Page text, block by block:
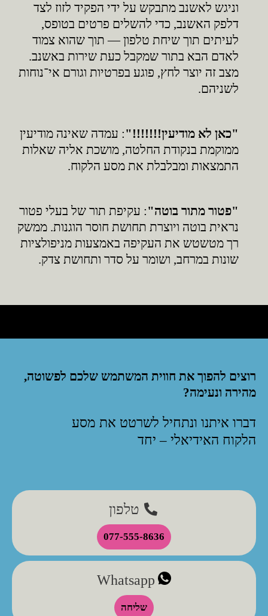
וניגש לאשנב מתבקש על ידי הפקיד לזוז לצד
דלפק האשנב, כדי להשלים פרטים בטופס,
לעיתים תוך שיחת טלפון — תוך שהוא צמוד
לאדם הבא בתור שמקבל כעת שירות באשנב.
מצב זה יוצר לחץ, פוגע בפרטיות וגורם אי־נוחות
לשניהם.
"כאן לא מודיעין!!!!!!!": עמדה שאינה מודיעין
ממוקמת בנקודת החלטה, מושכת אליה שאלות
התמצאות ומבלבלת את מסע הלקוח.
"פטור מתור בוטה": עקיפת תור של בעלי פטור
נראית בוטה ויוצרת תחושת חוסר הוגנות. ממשק
רך מטשטש את העקיפה באמצעות מניפולציות
שונות במרחב, ושומר על סדר ותחושת צדק.
רוצים להפוך את חווית המשתמש שלכם לפשוטה,
מהירה ונעימה?
דברו איתנו ונתחיל לשרטט את מסע
הלקוח האידיאלי – יחד
טלפון
077-555-8636
Whatsapp
שליחה